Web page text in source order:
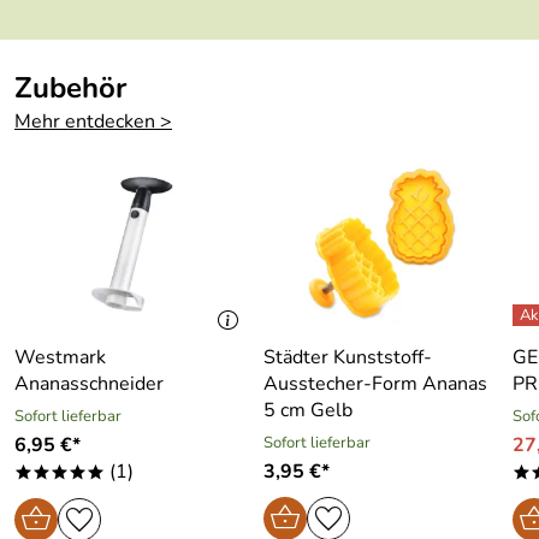
Küchenfrottiers, Küchenschürzen und mehr aus
Hersteller: Kracht GmbH & Co. KG , Lehbrinksweg 68,
32657 Lemgo, info@kracht.com
Zubehör
Mehr entdecken >
Westmark
Ananasschneider
Sofort lieferbar
6,95 €*
***** (1)
Städter Kunststoff-
Ausstecher-Form Ananas
5 cm Gelb
Sofort lieferbar
3,95 €*